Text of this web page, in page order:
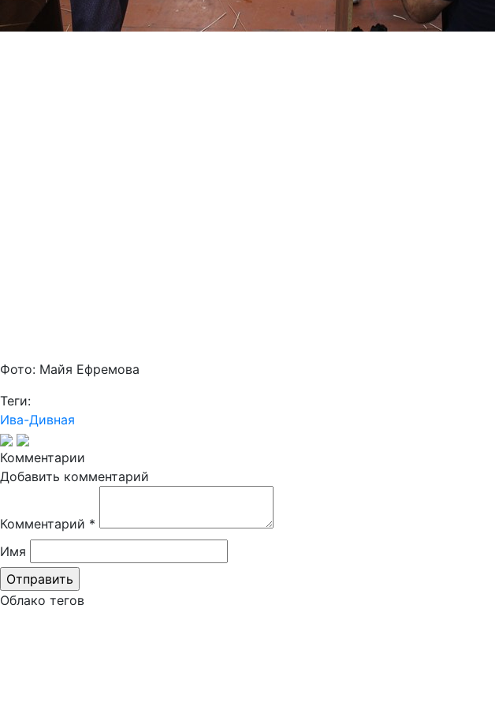
Фото: Майя Ефремова
Теги:
Ива-Дивная
Комментарии
Добавить комментарий
Комментарий *
Имя
Облако тегов